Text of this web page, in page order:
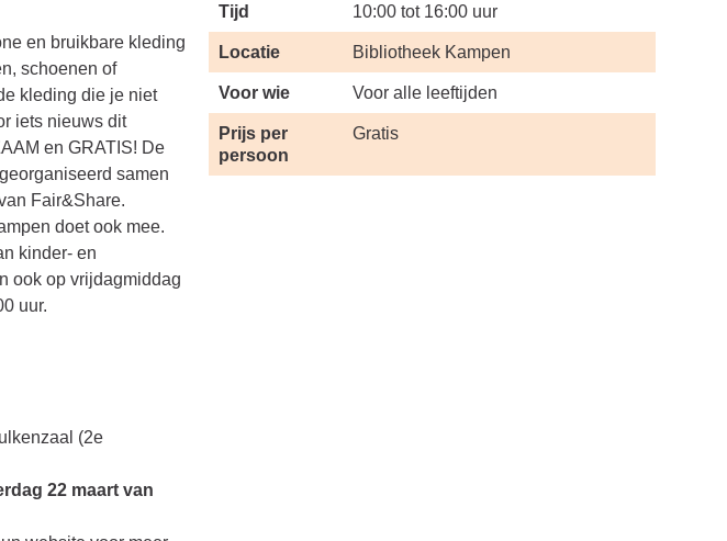
en bruikbare kleding
schoenen of
kleding die je niet
iets nieuws dit
en GRATIS! De
samen
Fair&Share.
doet ook mee.
kinder- en
ook op vrijdagmiddag
uur.
(2e
22 maart van
Tijd 10:00 tot 16:00 uur
Locatie Bibliotheek Kampen
Voor wie Voor alle leeftijden
Prijs per
persoon
Gratis